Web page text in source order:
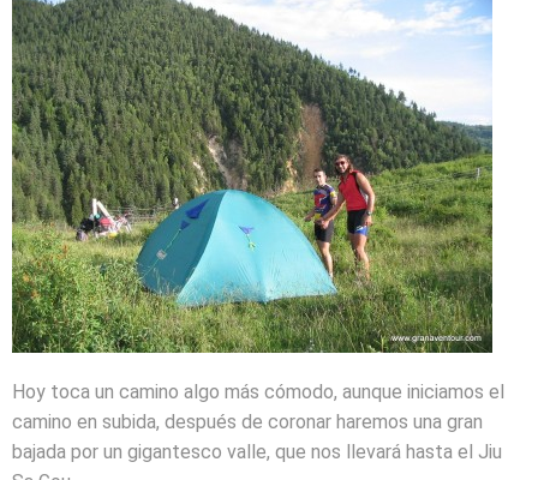
Hoy toca un camino algo más cómodo, aunque iniciamos el
camino en subida, después de coronar haremos una gran
bajada por un gigantesco valle, que nos llevará hasta el Jiu